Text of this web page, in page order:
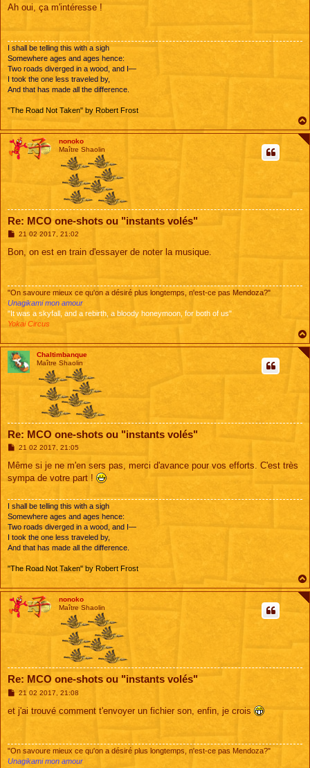
s
Ah oui, ça m'intéresse !
I shall be telling this with a sigh
Somewhere ages and ages hence:
Two roads diverged in a wood, and I—
I took the one less traveled by,
And that has made all the difference.
"The Road Not Taken" by Robert Frost
nonoko
Maître Shaolin
Re: MCO one-shots ou "instants volés"
M
s
21 02 2017, 21:02
Bon, on est en train d'essayer de noter la musique.
"On savoure mieux ce qu'on a désiré plus longtemps, n'est-ce pas Mendoza?"
Unagikami mon amour
"It was a skyfall, and a rebirth, a bloody honeymoon, for both of us"
Yokai Circus
Chaltimbanque
Maître Shaolin
Re: MCO one-shots ou "instants volés"
M
s
a
21 02 2017, 21:05
Même si je ne m'en sers pas, merci d'avance pour vos efforts. C'est très
sympa de votre part !
I shall be telling this with a sigh
Somewhere ages and ages hence:
Two roads diverged in a wood, and I—
I took the one less traveled by,
And that has made all the difference.
"The Road Not Taken" by Robert Frost
nonoko
Maître Shaolin
Re: MCO one-shots ou "instants volés"
M
s
s
21 02 2017, 21:08
et j'ai trouvé comment t'envoyer un fichier son, enfin, je crois
"On savoure mieux ce qu'on a désiré plus longtemps, n'est-ce pas Mendoza?"
Unagikami mon amour